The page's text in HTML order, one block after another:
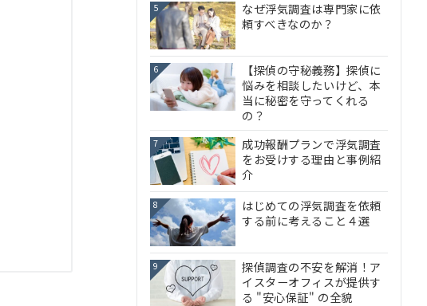
5
なぜ浮気調査は専門家に依
頼すべきなのか？
6
【探偵の守秘義務】探偵に
悩みを相談したいけど、本
当に秘密を守ってくれる
の？
7
成功報酬プランで浮気調査
をお受けする理由と事例紹
介
8
はじめての浮気調査を依頼
する前に考えること４選
9
探偵調査の不安を解消！ア
イスターオフィスが提供す
る "安心保証" の全貌